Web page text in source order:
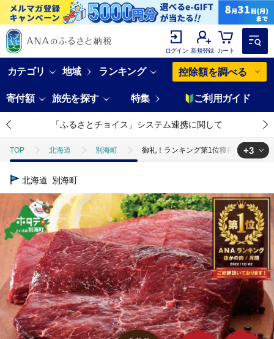
ログイン 新規登録 カート
カテゴリ 地域 ランキング 控除額を調べる
寄付額 旅先を探す 特集 ご利用ガイド
「ふるさとチョイス」システム連携に関して
TOP 北海道 別海町 御礼！ランキング第1位獲得！鹿肉 ロ
TOP
肉 ジビエ 御礼！ランキング第1位獲得！鹿肉 ロース
TOP 肉 ジビエ ほかの肉 御礼！ランキング第1位獲
+3
北海道 別海町